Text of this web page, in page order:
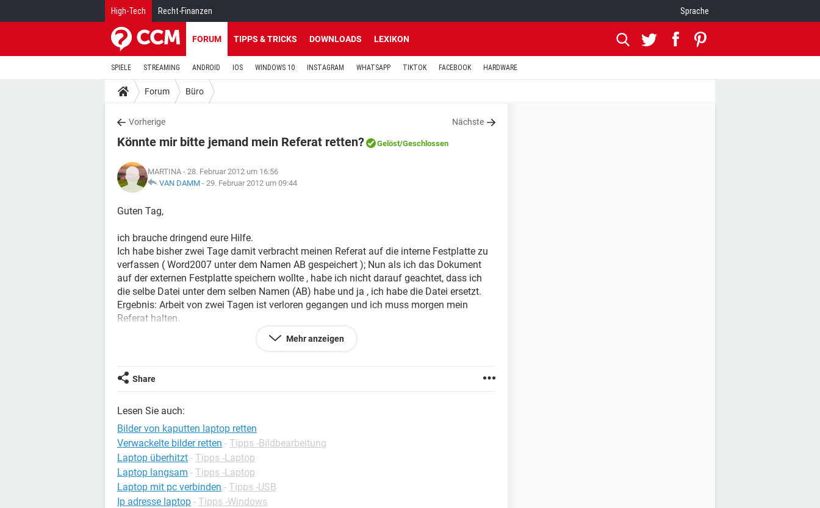
High-Tech Recht-Finanzen Sprache
FORUM TIPPS & TRICKS DOWNLOADS LEXIKON
SPIELE STREAMING ANDROID IOS WINDOWS 10 INSTAGRAM WHATSAPP TIKTOK FACEBOOK HARDWARE
Forum Büro
Vorherige Nächste
Könnte mir bitte jemand mein Referat retten? Gelöst/Geschlossen
MARTINA - 28. Februar 2012 um 16:56
VAN DAMM - 29. Februar 2012 um 09:44
Guten Tag,
ich brauche dringend eure Hilfe.
Ich habe bisher zwei Tage damit verbracht meinen Referat auf die interne Festplatte zu
verfassen ( Word2007 unter dem Namen AB gespeichert ); Nun als ich das Dokument
auf der externen Festplatte speichern wollte , habe ich nicht darauf geachtet, dass ich
die selbe Datei unter dem selben Namen (AB) habe und ja , ich habe die Datei ersetzt.
Ergebnis: Arbeit von zwei Tagen ist verloren gegangen und ich muss morgen mein
Referat halten.
Vielen Dank für eure Hilfe im Voraus.
Mehr anzeigen
Share
Lesen Sie auch:
Bilder von kaputten laptop retten
Verwackelte bilder retten - Tipps -Bildbearbeitung
Laptop überhitzt - Tipps -Laptop
Laptop langsam - Tipps -Laptop
Laptop mit pc verbinden - Tipps -USB
Ip adresse laptop - Tipps -Windows